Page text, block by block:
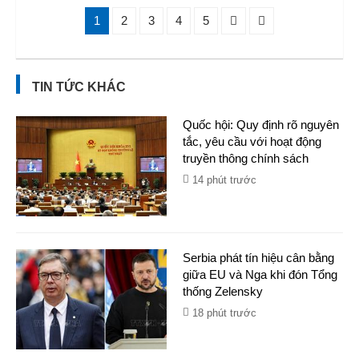
1 2 3 4 5
TIN TỨC KHÁC
Quốc hội: Quy định rõ nguyên
tắc, yêu cầu với hoạt động
truyền thông chính sách
14 phút trước
Serbia phát tín hiệu cân bằng
giữa EU và Nga khi đón Tổng
thống Zelensky
18 phút trước